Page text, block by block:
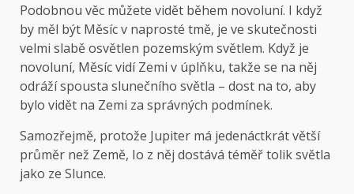
Podobnou věc můžete vidět během novoluní. I když
by měl být Měsíc v naprosté tmě, je ve skutečnosti
velmi slabě osvětlen pozemským světlem. Když je
novoluní, Měsíc vidí Zemi v úplňku, takže se na něj
odráží spousta slunečního světla – dost na to, aby
bylo vidět na Zemi za správných podmínek.
Samozřejmě, protože Jupiter má jedenáctkrát větší
průměr než Země, Io z něj dostává téměř tolik světla
jako ze Slunce.